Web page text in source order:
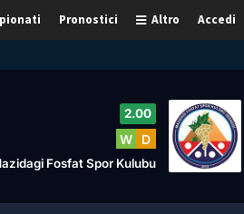
Accedi
Altro
Pronostici
2.00
W D
Fosfat Spor Kulubu